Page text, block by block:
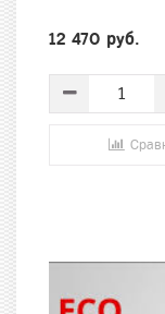
12 470 руб.